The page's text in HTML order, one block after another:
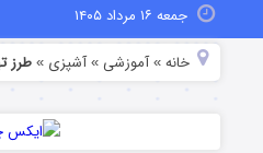
جمعه ۱۶ مرداد ۱۴۰۵
خانه »آموزشی »آشپزی »طرز